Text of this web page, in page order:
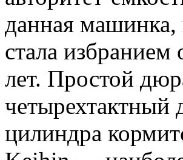
данная машинка,
стала
лет. Простой
четырехтактный
цилиндра